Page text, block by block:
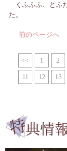
くふふふ、とふ
た。
前のページへ
<< 1 2
11 12 13